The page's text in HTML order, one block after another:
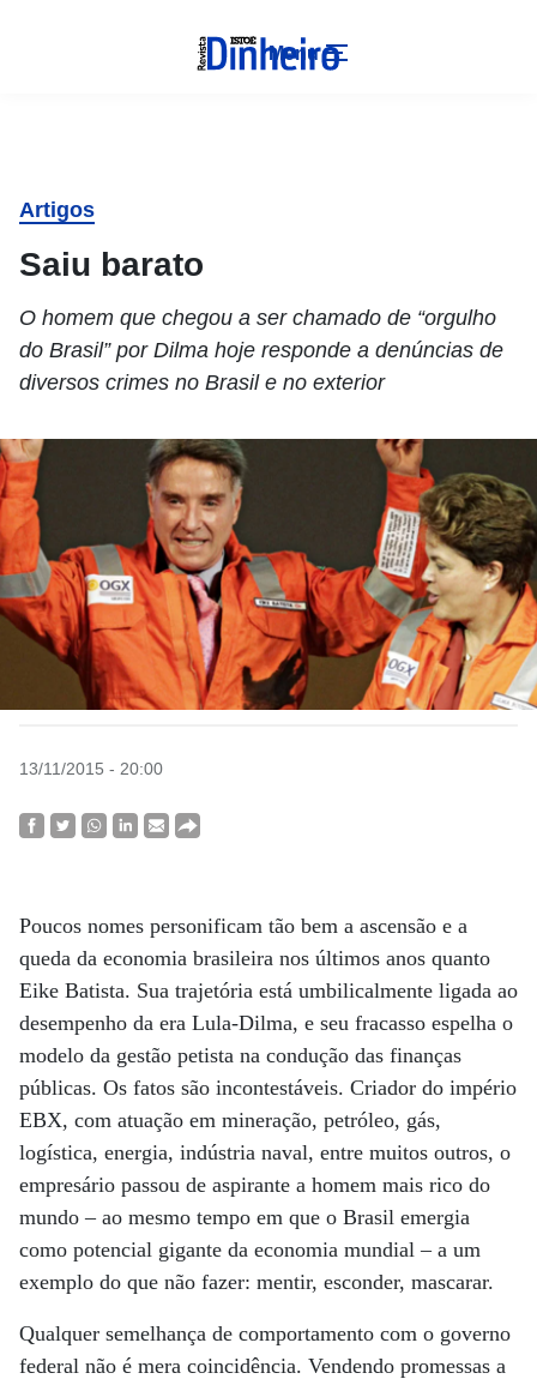
Menu
Artigos
Saiu barato
O homem que chegou a ser chamado de “orgulho
do Brasil” por Dilma hoje responde a denúncias de
diversos crimes no Brasil e no exterior
13/11/2015 - 20:00
Poucos nomes personificam tão bem a ascensão e a
queda da economia brasileira nos últimos anos quanto
Eike Batista. Sua trajetória está umbilicalmente ligada ao
desempenho da era Lula-Dilma, e seu fracasso espelha o
modelo da gestão petista na condução das finanças
públicas. Os fatos são incontestáveis. Criador do império
EBX, com atuação em mineração, petróleo, gás,
logística, energia, indústria naval, entre muitos outros, o
empresário passou de aspirante a homem mais rico do
mundo – ao mesmo tempo em que o Brasil emergia
como potencial gigante da economia mundial – a um
exemplo do que não fazer: mentir, esconder, mascarar.
Qualquer semelhança de comportamento com o governo
federal não é mera coincidência. Vendendo promessas a